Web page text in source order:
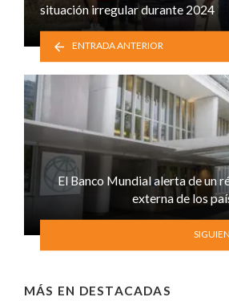
situación irregular durante 2024
ENTRADA ANTERIOR
El Banco Mundial alerta de un
externa de los
MÁS EN DESTACADAS